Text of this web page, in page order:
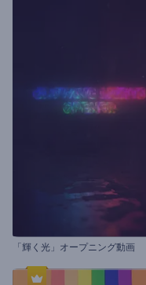
「輝く光」オープニング動画